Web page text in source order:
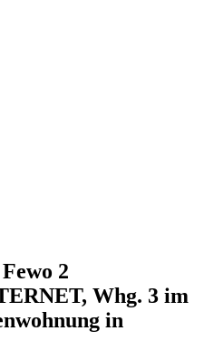
2
Whg. 3 im
in